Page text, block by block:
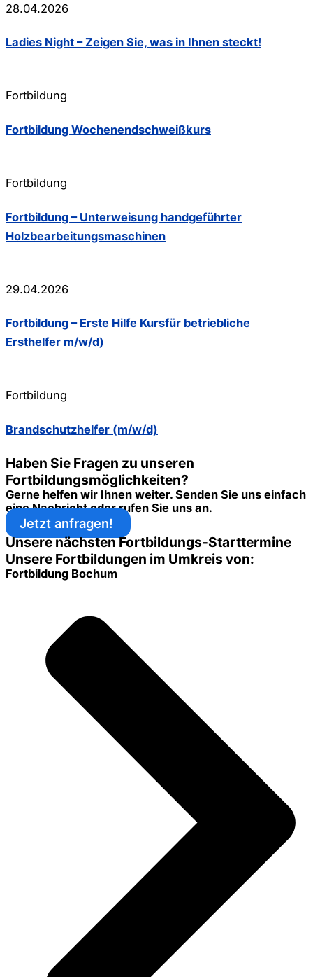
28.04.2026
Ladies Night – Zeigen Sie, was in Ihnen steckt!
Fortbildung
Fortbildung Wochenendschweißkurs
Fortbildung
Fortbildung – Unterweisung handgeführter
Holzbearbeitungsmaschinen
29.04.2026
Fortbildung – Erste Hilfe Kursfür betriebliche
Ersthelfer m/w/d)
Fortbildung
Brandschutzhelfer (m/w/d)
Haben Sie Fragen zu unseren
Fortbildungsmöglichkeiten?
Gerne helfen wir Ihnen weiter. Senden Sie uns einfach
eine Nachricht oder rufen Sie uns an.
Jetzt anfragen!
Unsere nächsten Fortbildungs-Starttermine
Unsere Fortbildungen im Umkreis von:
Fortbildung Bochum